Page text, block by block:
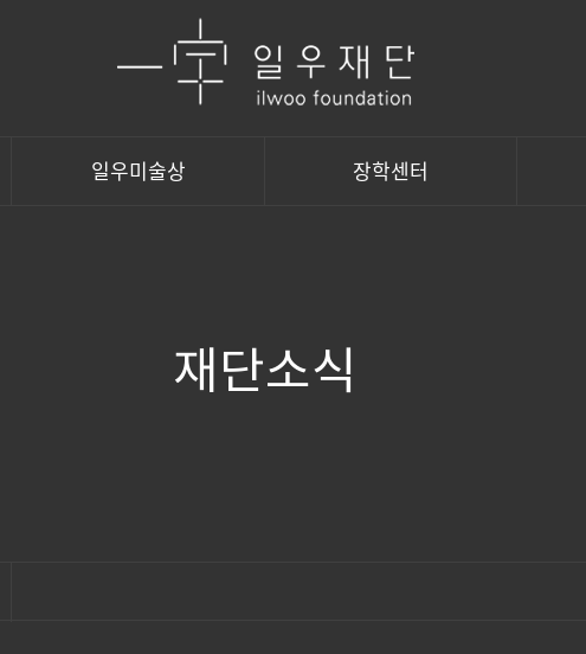
일우미술상 장학센터
재단소식